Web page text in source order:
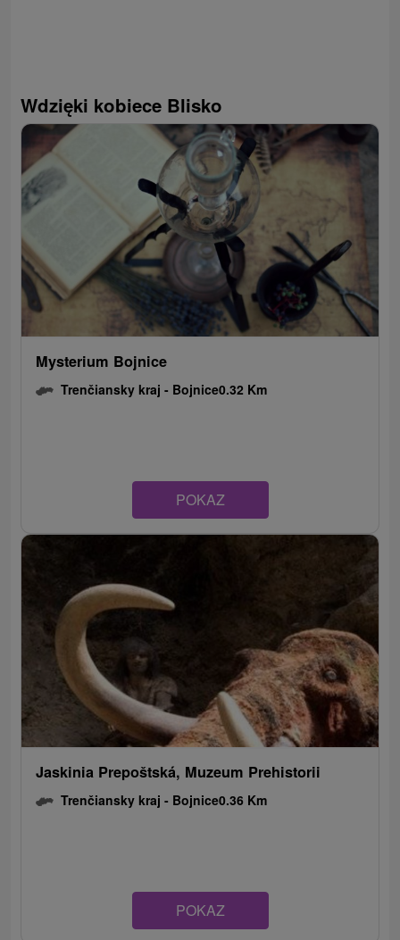
Wdzięki kobiece Blisko
Mysterium Bojnice
Trenčiansky kraj - Bojnice0.32 Km
POKAZ
Jaskinia Prepoštská, Muzeum Prehistorii
Trenčiansky kraj - Bojnice0.36 Km
POKAZ